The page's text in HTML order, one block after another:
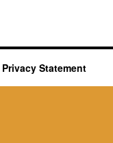
Privacy Statement